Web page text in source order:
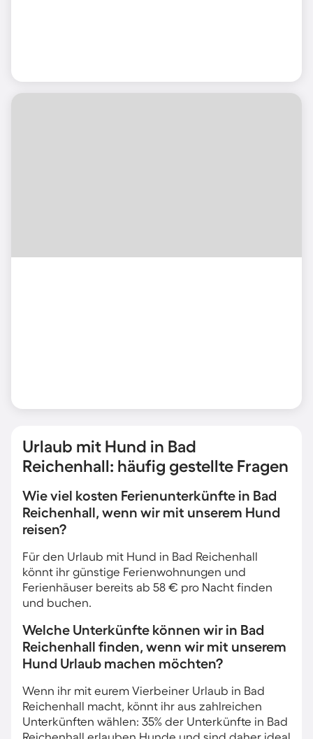
Urlaub mit Hund in Bad
Reichenhall: häufig gestellte Fragen
Wie viel kosten Ferienunterkünfte in Bad
Reichenhall, wenn wir mit unserem Hund
reisen?
Für den Urlaub mit Hund in Bad Reichenhall
könnt ihr günstige Ferienwohnungen und
Ferienhäuser bereits ab 58 € pro Nacht finden
und buchen.
Welche Unterkünfte können wir in Bad
Reichenhall finden, wenn wir mit unserem
Hund Urlaub machen möchten?
Wenn ihr mit eurem Vierbeiner Urlaub in Bad
Reichenhall macht, könnt ihr aus zahlreichen
Unterkünften wählen: 35% der Unterkünfte in Bad